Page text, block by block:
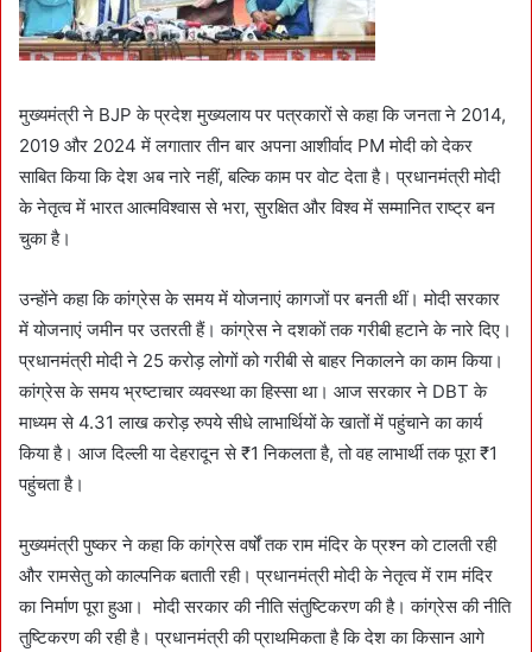
मुख्यमंत्री ने BJP के प्रदेश मुख्यलाय पर पत्रकारों से कहा कि जनता ने 2014,
2019 और 2024 में लगातार तीन बार अपना आशीर्वाद PM मोदी को देकर
साबित किया कि देश अब नारे नहीं, बल्कि काम पर वोट देता है। प्रधानमंत्री मोदी
के नेतृत्व में भारत आत्मविश्वास से भरा, सुरक्षित और विश्व में सम्मानित राष्ट्र बन
चुका है।
उन्होंने कहा कि कांग्रेस के समय में योजनाएं कागजों पर बनती थीं। मोदी सरकार
में योजनाएं जमीन पर उतरती हैं। कांग्रेस ने दशकों तक गरीबी हटाने के नारे दिए।
प्रधानमंत्री मोदी ने 25 करोड़ लोगों को गरीबी से बाहर निकालने का काम किया।
कांग्रेस के समय भ्रष्टाचार व्यवस्था का हिस्सा था। आज सरकार ने DBT के
माध्यम से 4.31 लाख करोड़ रुपये सीधे लाभार्थियों के खातों में पहुंचाने का कार्य
किया है। आज दिल्ली या देहरादून से ₹1 निकलता है, तो वह लाभार्थी तक पूरा ₹1
पहुंचता है।
मुख्यमंत्री पुष्कर ने कहा कि कांग्रेस वर्षों तक राम मंदिर के प्रश्न को टालती रही
और रामसेतु को काल्पनिक बताती रही। प्रधानमंत्री मोदी के नेतृत्व में राम मंदिर
का निर्माण पूरा हुआ। मोदी सरकार की नीति संतुष्टिकरण की है। कांग्रेस की नीति
तुष्टिकरण की रही है। प्रधानमंत्री की प्राथमिकता है कि देश का किसान आगे